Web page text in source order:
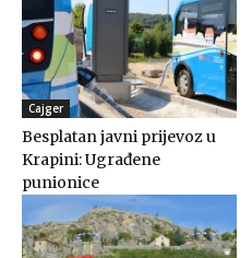
Cajger
Besplatan javni prijevoz u
Krapini: Ugrađene
punionice